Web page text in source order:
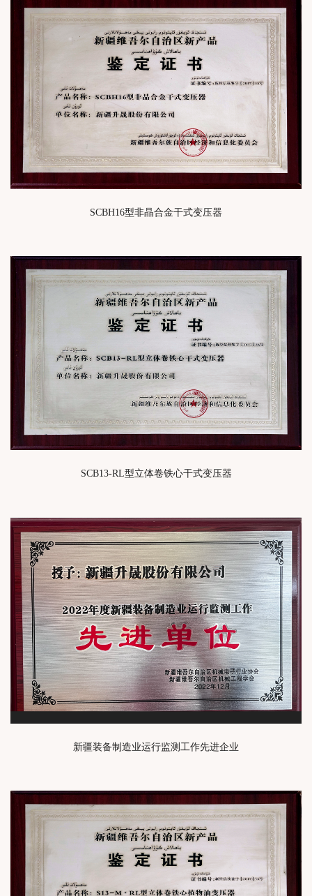
SCBH16型非晶合金干式变压器
SCB13-RL型立体卷铁心干式变压器
新疆装备制造业运行监测工作先进企业